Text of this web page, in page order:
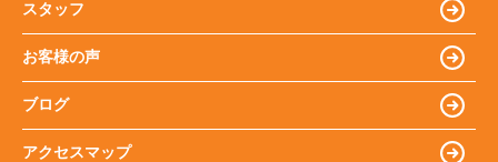
スタッフ
お客様の声
ブログ
アクセスマップ